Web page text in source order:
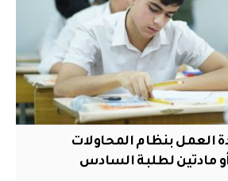
العمل بنظام المحاولات
مادتين لطلبة السادس